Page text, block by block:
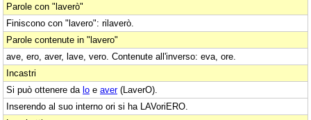
Parole con "laverò"
Finiscono con "lavero": rilaverò.
Parole contenute in "lavero"
ave, ero, aver, lave, vero. Contenute all'inverso: eva, ore.
Incastri
Si può ottenere da lo e aver(LaverO).
Inserendo al suo interno ori si ha LAVoriERO.